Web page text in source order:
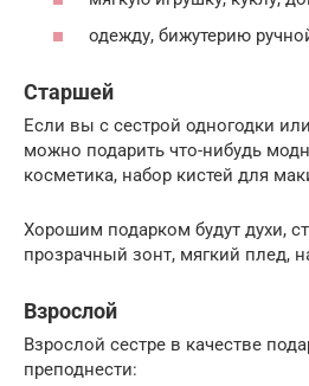
одежду, бижутерию
Старшей
Если вы с сестрой одногодки
можно подарить что-нибудь
косметика, набор кистей для
Хорошим подарком будут духи,
прозрачный зонт, мягкий плед,
Взрослой
Взрослой сестре в качестве
преподнести: